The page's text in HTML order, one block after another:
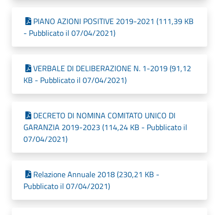
PIANO AZIONI POSITIVE 2019-2021 (111,39 KB
- Pubblicato il 07/04/2021)
VERBALE DI DELIBERAZIONE N. 1-2019 (91,12
KB - Pubblicato il 07/04/2021)
DECRETO DI NOMINA COMITATO UNICO DI
GARANZIA 2019-2023 (114,24 KB - Pubblicato il
07/04/2021)
Relazione Annuale 2018 (230,21 KB -
Pubblicato il 07/04/2021)